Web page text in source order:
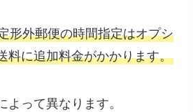
形外郵便の時間指定はオプシ
料に追加料金がかかります。
よって異なります。